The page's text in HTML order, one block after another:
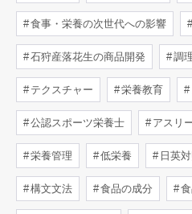
食事・栄養の次世代への影響
石狩産落花生の商品開発 調
テクスチャー 栄養教育
公認スポーツ栄養士 アスリ
栄養管理 低栄養 日英対
構文文法 食品の成分 食